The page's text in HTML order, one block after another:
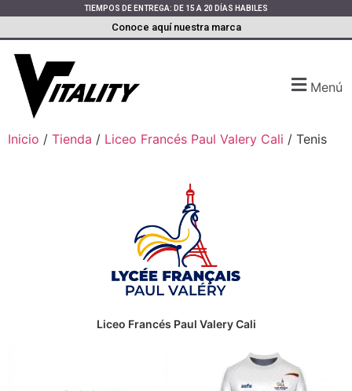
TIEMPOS DE ENTREGA: DE 15 A 20 DÍAS HABILES
Conoce aquí nuestra marca
Menú
Inicio / Tienda / Liceo Francés Paul Valery Cali / Tenis
Liceo Francés Paul Valery Cali